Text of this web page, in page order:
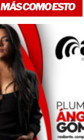
MÁS COMO ESTO